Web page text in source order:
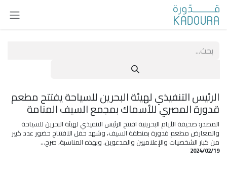
تخطي للذهاب إلى المحتوى
الرئيس التنفيذي لهيئة البحرين للسياحة يفتتح مطعم
قدورة المصري للأسماك بمجمع السيف المنامة
المصدر: صحيفة الأيام البحرينية افتتح الرئيس التنفيذي لهيئة البحرين للسياحة
والمعارض مطعم قدورة بمنطقة السيف، وشهد حفل الافتتاح حضور عدد كبير
من كبار الشخصيات والإعلاميين والمدعوين. وبهذه المناسبة، صرح...
19‏/02‏/2024